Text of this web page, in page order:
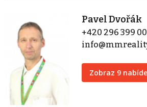
Pavel Dvořák
+420 296 399
Zobraz 9